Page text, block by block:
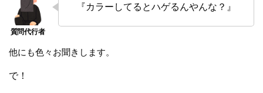
『カラーしてるとハゲるんやんな？』
他にも色々お聞きします。
で！